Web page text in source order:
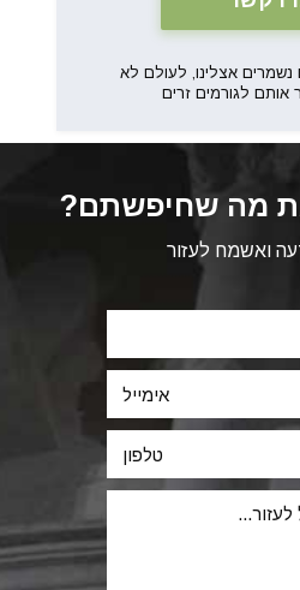
אצלינו, לעולם לא
אותם לגורמים זרים
מה שחיפשתם?
ואשמח לעזור